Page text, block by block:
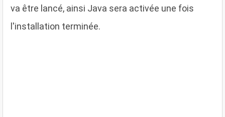
va être lancé, ainsi Java sera activée une fois
l'installation terminée.